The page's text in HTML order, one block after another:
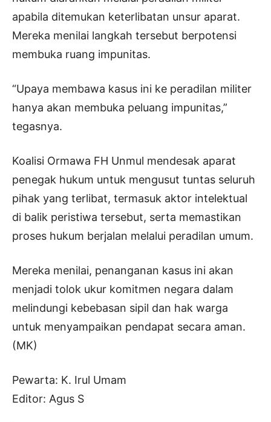
apabila ditemukan keterlibatan unsur aparat.
Mereka menilai langkah tersebut berpotensi
membuka ruang impunitas.
“Upaya membawa kasus ini ke peradilan militer
hanya akan membuka peluang impunitas,”
tegasnya.
Koalisi Ormawa FH Unmul mendesak aparat
penegak hukum untuk mengusut tuntas seluruh
pihak yang terlibat, termasuk aktor intelektual
di balik peristiwa tersebut, serta memastikan
proses hukum berjalan melalui peradilan umum.
Mereka menilai, penanganan kasus ini akan
menjadi tolok ukur komitmen negara dalam
melindungi kebebasan sipil dan hak warga
untuk menyampaikan pendapat secara aman.
(MK)
Pewarta: K. Irul Umam
Editor: Agus S